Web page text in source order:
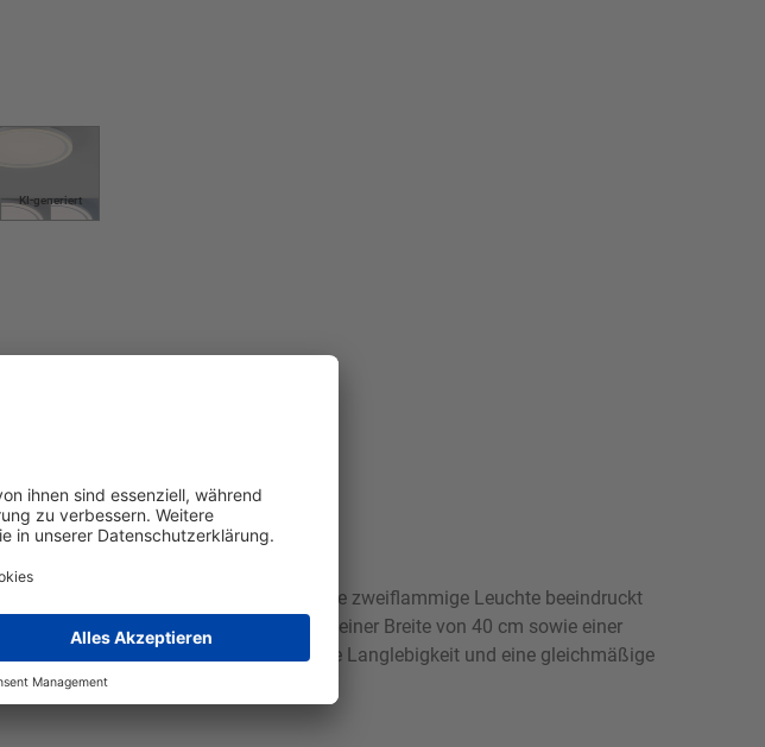
KI-generiert
der Bedging LED-Deckenleuchte. Diese zweiflammige Leuchte beeindruckt
verleiht. Mit einem Durchmesser und einer Breite von 40 cm sowie einer
Kunststoff, bietet die Deckenleuchte Langlebigkeit und eine gleichmäßige
für ein angenehmes Ambiente.